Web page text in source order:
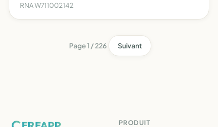
RNA W711002142
Page 1 / 226 Suivant
PRODUIT